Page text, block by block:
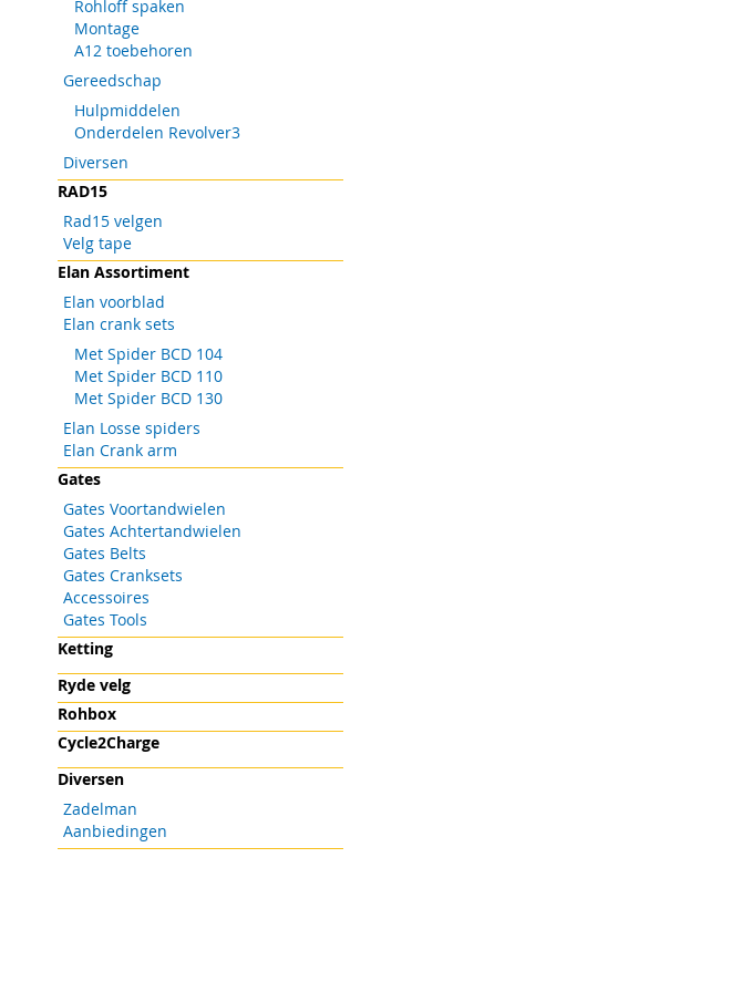
Rohloff spaken
Montage
A12 toebehoren
Gereedschap
Hulpmiddelen
Onderdelen Revolver3
Diversen
RAD15
Rad15 velgen
Velg tape
Elan Assortiment
Elan voorblad
Elan crank sets
Met Spider BCD 104
Met Spider BCD 110
Met Spider BCD 130
Elan Losse spiders
Elan Crank arm
Gates
Gates Voortandwielen
Gates Achtertandwielen
Gates Belts
Gates Cranksets
Accessoires
Gates Tools
Ketting
Ryde velg
Rohbox
Cycle2Charge
Diversen
Zadelman
Aanbiedingen